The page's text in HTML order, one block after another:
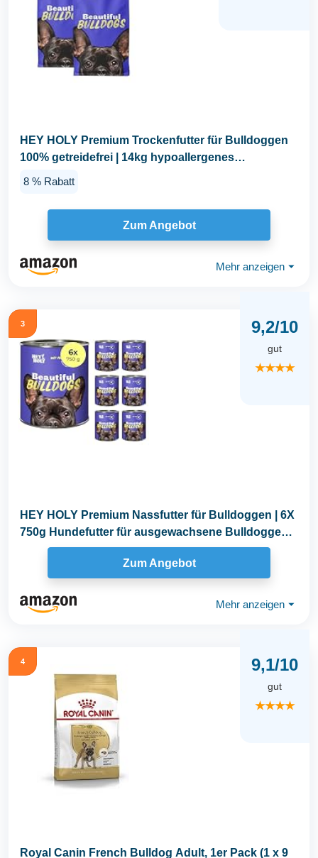
HEY HOLY Premium Trockenfutter für Bulldoggen
100% getreidefrei | 14kg hypoallergenes
8 % Rabatt
Zum Angebot
Mehr anzeigen ⏷
3 9,2/10
gut
★★★★
HEY HOLY Premium Nassfutter für Bulldoggen | 6X
750g Hundefutter für ausgewachsene Bulldoggen
Zum Angebot
Mehr anzeigen ⏷
4 9,1/10
gut
★★★★
Royal Canin French Bulldog Adult, 1er Pack (1 x 9